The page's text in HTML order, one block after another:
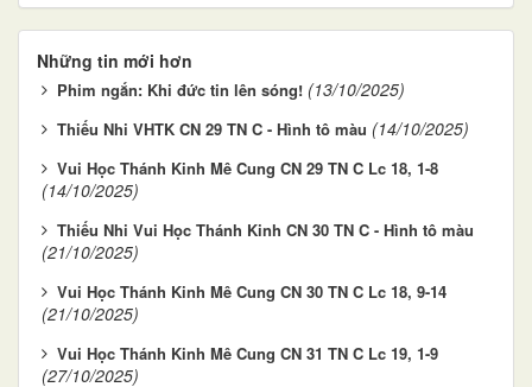
Những tin mới hơn
Phim ngắn: Khi đức tin lên sóng! (13/10/2025)
Thiếu Nhi VHTK CN 29 TN C - Hình tô màu (14/10/2025)
Vui Học Thánh Kinh Mê Cung CN 29 TN C Lc 18, 1-8
(14/10/2025)
Thiếu Nhi Vui Học Thánh Kinh CN 30 TN C - Hình tô màu
(21/10/2025)
Vui Học Thánh Kinh Mê Cung CN 30 TN C Lc 18, 9-14
(21/10/2025)
Vui Học Thánh Kinh Mê Cung CN 31 TN C Lc 19, 1-9
(27/10/2025)